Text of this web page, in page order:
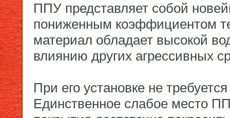
ППУ представляет собой
пониженным коэффициентом
материал обладает высокой
влиянию других агрессивных
При его установке не
Единственное слабое место